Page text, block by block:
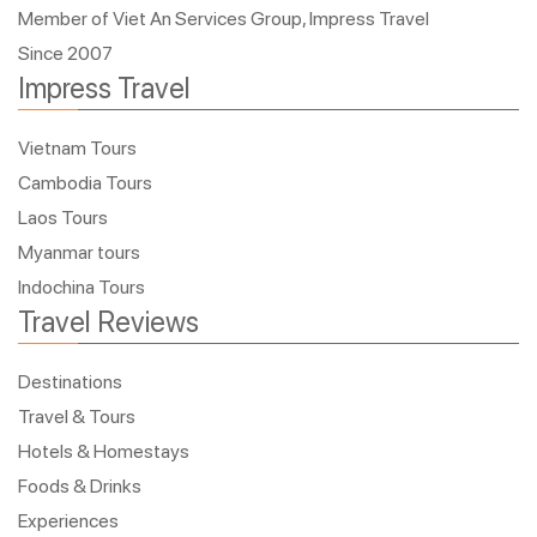
Member of Viet An Services Group, Impress Travel
Since 2007
Impress Travel
Vietnam Tours
Cambodia Tours
Laos Tours
Myanmar tours
Indochina Tours
Travel Reviews
Destinations
Travel & Tours
Hotels & Homestays
Foods & Drinks
Experiences